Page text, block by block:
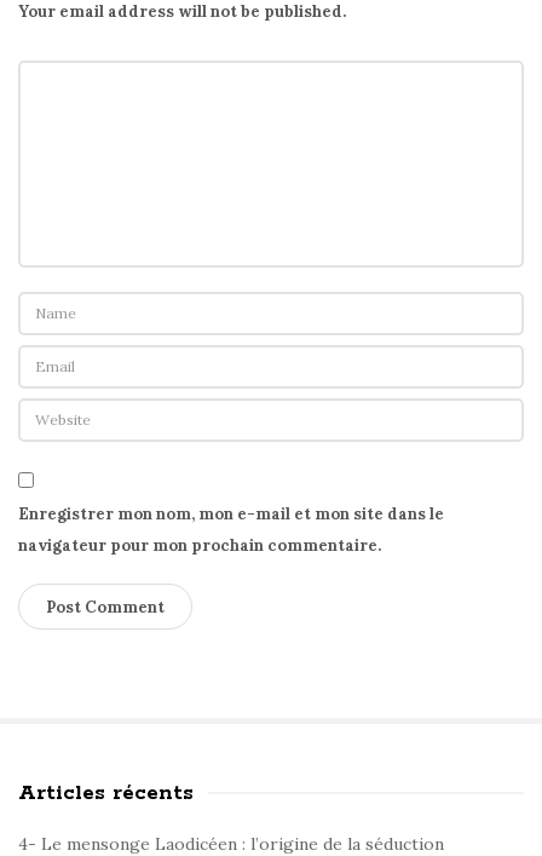
Your email address will not be published.
Enregistrer mon nom, mon e-mail et mon site dans le
navigateur pour mon prochain commentaire.
S
Articles récents
4- Le mensonge Laodicéen : l’origine de la séduction